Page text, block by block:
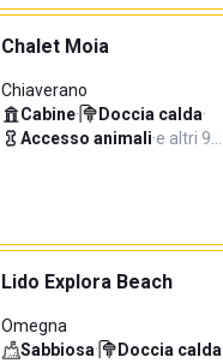
Chalet Moia
Chiaverano
Cabine· Doccia calda·
Accesso animali·e altri 9…
Lido Explora Beach
Omegna
Sabbiosa· Doccia calda